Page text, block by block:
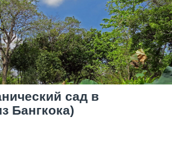
сад в
Бангкока)